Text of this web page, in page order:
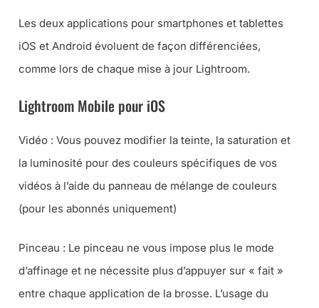
Les deux applications pour smartphones et tablettes
iOS et Android évoluent de façon différenciées,
comme lors de chaque mise à jour Lightroom.
Lightroom Mobile pour iOS
Vidéo : Vous pouvez modifier la teinte, la saturation et
la luminosité pour des couleurs spécifiques de vos
vidéos à l’aide du panneau de mélange de couleurs
(pour les abonnés uniquement)
Pinceau : Le pinceau ne vous impose plus le mode
d’affinage et ne nécessite plus d’appuyer sur « fait »
entre chaque application de la brosse. L’usage du